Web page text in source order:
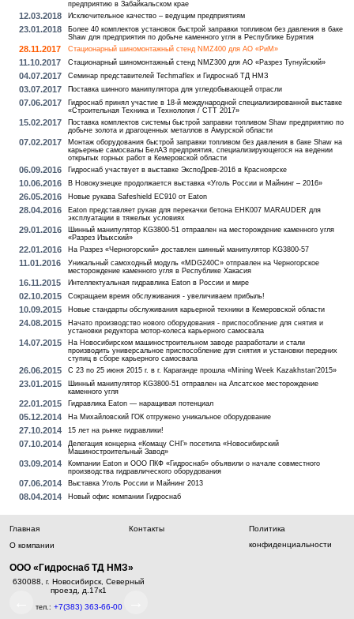
предприятию в Забайкальском крае
12.03.2018 Исключительное качество – ведущим предприятиям
23.01.2018
Более 40 комплектов установок быстрой заправки топливом без давления в баке
Shaw для предприятия по добыче каменного угля в Республике Бурятия
28.11.2017 Стационарный шиномонтажный стенд NMZ400 для АО «РиМ»
11.10.2017 Стационарный шиномонтажный стенд NMZ300 для АО «Разрез Тугнуйский»
04.07.2017 Семинар представителей Techmaflex и Гидроснаб ТД НМЗ
03.07.2017 Поставка шинного манипулятора для угледобывающей отрасли
07.06.2017
Гидроснаб принял участие в 18-й международной специализированной выставке
«Строительная Техника и Технология / СТТ 2017»
15.02.2017
Поставка комплектов системы быстрой заправки топливом Shaw предприятию по
добыче золота и драгоценных металлов в Амурской области
07.02.2017
Монтаж оборудования быстрой заправки топливом без давления в баке Shaw на
карьерные самосвалы БелАЗ предприятия, специализирующегося на ведении
открытых горных работ в Кемеровской области
06.09.2016 Гидроснаб участвует в выставке ЭкспоДрев-2016 в Красноярске
10.06.2016 В Новокузнецке продолжается выставка «Уголь России и Майнинг – 2016»
26.05.2016 Новые рукава Safeshield EC910 от Eaton
28.04.2016
Eaton представляет рукав для перекачки бетона EHK007 MARAUDER для
эксплуатации в тяжелых условиях
29.01.2016
Шинный манипулятор KG3800-51 отправлен на месторождение каменного угля
«Разрез Изыхский»
22.01.2016 На Разрез «Черногорский» доставлен шинный манипулятор KG3800-57
11.01.2016
Уникальный самоходный модуль «MDG240C» отправлен на Черногорское
месторождение каменного угля в Республике Хакасия
16.11.2015 Интеллектуальная гидравлика Eaton в России и мире
02.10.2015 Сокращаем время обслуживания - увеличиваем прибыль!
10.09.2015 Новые стандарты обслуживания карьерной техники в Кемеровской области
24.08.2015
Начато производство нового оборудования - приспособление для снятия и
установки редуктора мотор-колеса карьерного самосвала
14.07.2015
На Новосибирском машиностроительном заводе разработали и стали
производить универсальное приспособление для снятия и установки передних
ступиц в сборе карьерного самосвала
26.06.2015 С 23 по 25 июня 2015 г. в г. Караганде прошла «Mining Week Kazakhstan’2015»
23.01.2015
Шинный манипулятор KG3800-51 отправлен на Апсатское месторождение
каменного угля
22.01.2015 Гидравлика Eaton — наращивая потенциал
05.12.2014 На Михайловский ГОК отгружено уникальное оборудование
27.10.2014 15 лет на рынке гидравлики!
07.10.2014
Делегация концерна «Комацу СНГ» посетила «Новосибирский
Машиностроительный Завод»
03.09.2014
Компании Eaton и ООО ПКФ «Гидроснаб» объявили о начале совместного
производства гидравлического оборудования
07.06.2014 Выставка Уголь России и Майнинг 2013
08.04.2014 Новый офис компании Гидроснаб
Главная
О компании
Контакты
Политика
конфиденциальности
ООО «Гидроснаб ТД НМЗ»
630088, г. Новосибирск, Северный
проезд, д.17к1
тел.: +7(383) 363-66-00